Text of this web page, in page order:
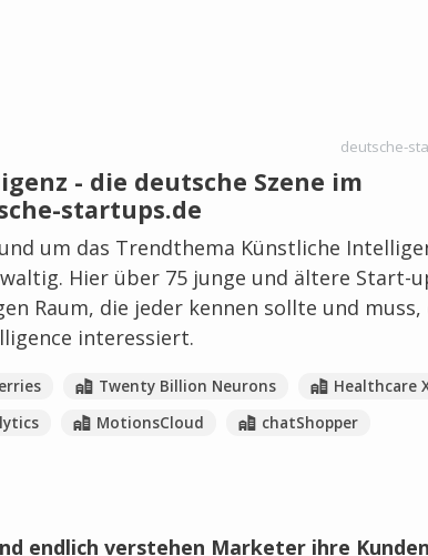
deutsche-
- die deutsche Szene im
startups.de
um das Trendthema Künstliche
Hier über 75 junge und ältere Start-
Raum, die jeder kennen sollte und muss,
interessiert.
Twenty Billion Neurons
Healthcare
MotionsCloud
chatShopper